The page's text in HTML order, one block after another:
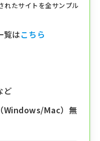
れたサイトを全サンプル
覧はこちら
ど
Windows/Mac）無